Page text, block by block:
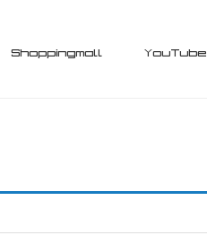
Shoppingmall YouTube